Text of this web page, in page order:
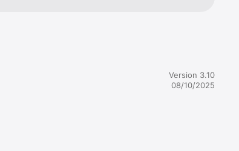
Version 3.10
08/10/2025